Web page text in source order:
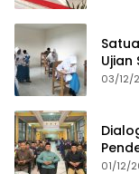
Ujian
03/12/
01/12/